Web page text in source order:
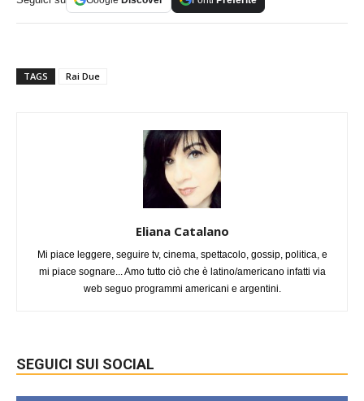
TAGS Rai Due
Eliana Catalano
Mi piace leggere, seguire tv, cinema, spettacolo, gossip, politica, e
mi piace sognare... Amo tutto ciò che è latino/americano infatti via
web seguo programmi americani e argentini.
SEGUICI SUI SOCIAL